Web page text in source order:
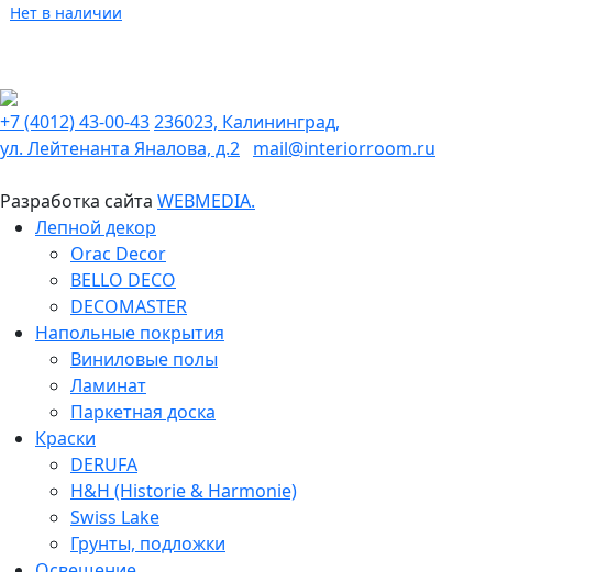
Нет в наличии
+7 (4012) 43-00-43236023, Калининград,
ул. Лейтенанта Яналова, д.2 mail@interiorroom.ru
Разработка сайта WEBMEDIA.
Лепной декор
Orac Decor
BELLO DECO
DECOMASTER
Напольные покрытия
Виниловые полы
Ламинат
Паркетная доска
Краски
DERUFA
H&H (Historie & Harmonie)
Swiss Lake
Грунты, подложки